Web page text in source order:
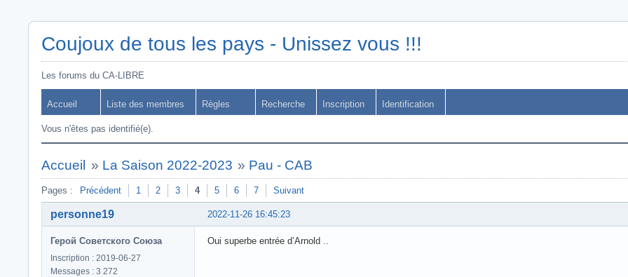
Coujoux de tous les pays - Unissez vous !!!
Les forums du CA-LIBRE
Accueil Liste des membres Règles Recherche Inscription Identification
Vous n'êtes pas identifié(e).
Accueil » La Saison 2022-2023 » Pau - CAB
Pages : Précédent 1 2 3 4 5 6 7 Suivant
2022-11-26 16:45:23
personne19
Герой Советского Союза
Inscription : 2019-06-27
Messages : 3 272
Oui superbe entrée d’Arnold ..